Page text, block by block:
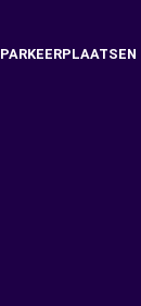
PARKEERPLAATSEN